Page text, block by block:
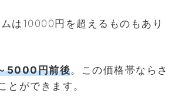
は10000円を超えるものもあり
5000円前後。この価格帯ならさ
ができます。